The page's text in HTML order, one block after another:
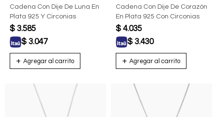
Cadena Con Dije De Luna En
Plata 925 Y Circonias
$ 3.585
$ 3.047
Cadena Con Dije De Corazón
En Plata 925 Con Circonias
$ 4.035
$ 3.430